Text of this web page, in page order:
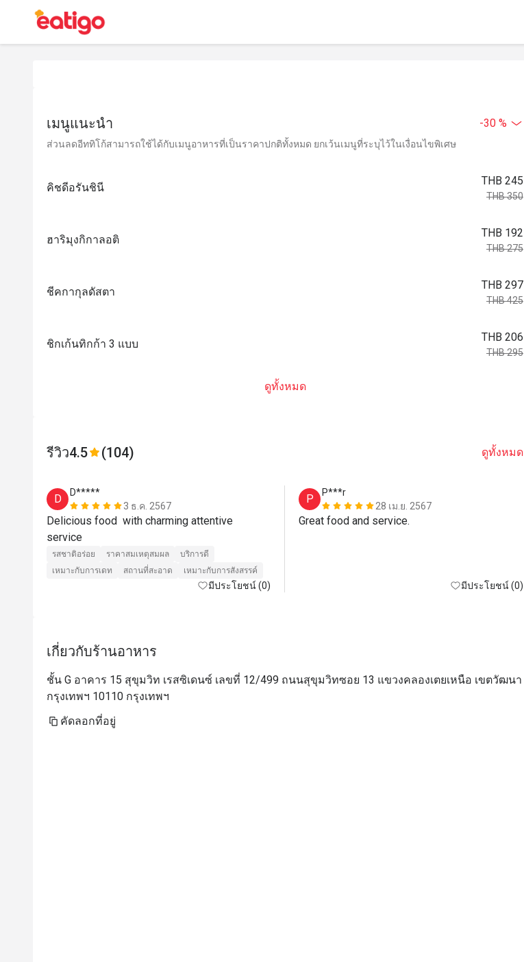
เมนูแนะนำ -30 %
ส่วนลดอีททิโก้สามารถใช้ได้กับเมนูอาหารที่เป็นราคาปกติทั้งหมด ยกเว้นเมนูที่ระบุไว้ในเงื่อนไขพิเศษ
คิชดีอรันชินี
THB 245
THB 350
ฮาริมุงกิกาลอติ
THB 192
THB 275
ชีคกากุลดัสตา
THB 297
THB 425
ชิกเก้นทิกก้า 3 แบบ
THB 206
THB 295
ดูทั้งหมด
รีวิว4.5 (104) ดูทั้งหมด
D
D*****
3 ธ.ค. 2567
Delicious food  with charming attentive
รสชาติอร่อย ราคาสมเหตุสมผล
บริการดี
เหมาะกับการเดท
สถานที่สะอาด เหมาะกับการสังสรรค์
มีประโยชน์ (0)
P
P***r
28 เม.ย. 2567
Great food and service.
มีประโยชน์ (0)
เกี่ยวกับร้านอาหาร
ชั้น G อาคาร 15 สุขุมวิท เรสซิเดนซ์ เลขที่ 12/499 ถนนสุขุมวิทซอย 13 แขวงคลองเตยเหนือ เขตวัฒนา
กรุงเทพฯ 10110 กรุงเทพฯ
คัดลอกที่อยู่